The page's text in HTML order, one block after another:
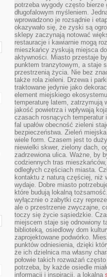
potrzeba wygody często bierze
długofalowym myśleniem.
wprowadzono je rozsądnie i
okazywało się, że zyski są
sklepy zaczynają notować
restauracje i kawiarnie mogą
mieszkańcy zyskują miejsca
aktywności. Miasto przestaje
punktem tranzytowym, a staje
przestrzenią życia. Nie bez
także rola zieleni. Drzewa i
traktowane jedynie jako
element miejskiego
temperaturę latem, zatrzymują
jakość powietrza i wpływają
czasach rosnących
fal upałów obecność zieleni
bezpieczeństwa. Zieleń
wiele form. Czasem jest to
niewielki skwer, zielony dach,
zadrzewiona ulica. Ważne, by
codziennych tras
odległych częściach miasta.
kontaktu z naturą częściej, niż
wydaje. Dobre miasto
które budują lokalną
wyłącznie o zabytki czy
ale o przestrzenie zwyczajne,
toczy się życie sąsiedzkie.
miejscem staje się odnowiony
biblioteką, osiedlowy dom
zaprojektowane podwórko.
punktów odniesienia, dzięki
że ich dzielnica ma własny
połowie takich rozważań
potrzeba, by każde osiedle
informacji i inspiracji, a lokalna